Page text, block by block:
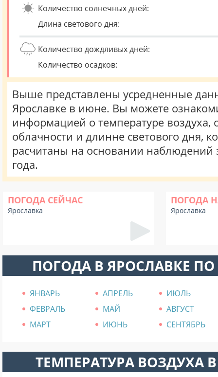
Количество солнечных дней:
Длина светового дня:
Количество дождливых дней:
Количество осадков:
Выше представлены усредненные
Ярославке в июне. Вы можете
информацией о температуре воздуха,
облачности и длинне светового дня,
расчитаны на основании наблюдений
года.
ПОГОДА СЕЙЧАС
Ярославка
ПОГОДА
Ярославка
ПОГОДА В ЯРОСЛАВКЕ
ЯНВАРЬ АПРЕЛЬ
ИЮЛЬ
ФЕВРАЛЬ
МАЙ
АВГУСТ
МАРТ
ИЮНЬ СЕНТЯБРЬ
ТЕМПЕРАТУРА ВОЗДУХА